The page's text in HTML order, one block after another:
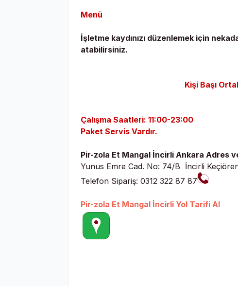
Menü
İşletme kaydınızı düzenlemek için
atabilirsiniz.
Kişi Başı
Çalışma Saatleri: 11:00-23:00
Paket Servis Vardır.
Pir-zola Et Mangal İncirli Ankara Adres
Yunus Emre Cad. No: 74/B İncirli
Telefon Sipariş: 0312 322 87 87
Pir-zola Et Mangal İncirli Yol Tarifi Al